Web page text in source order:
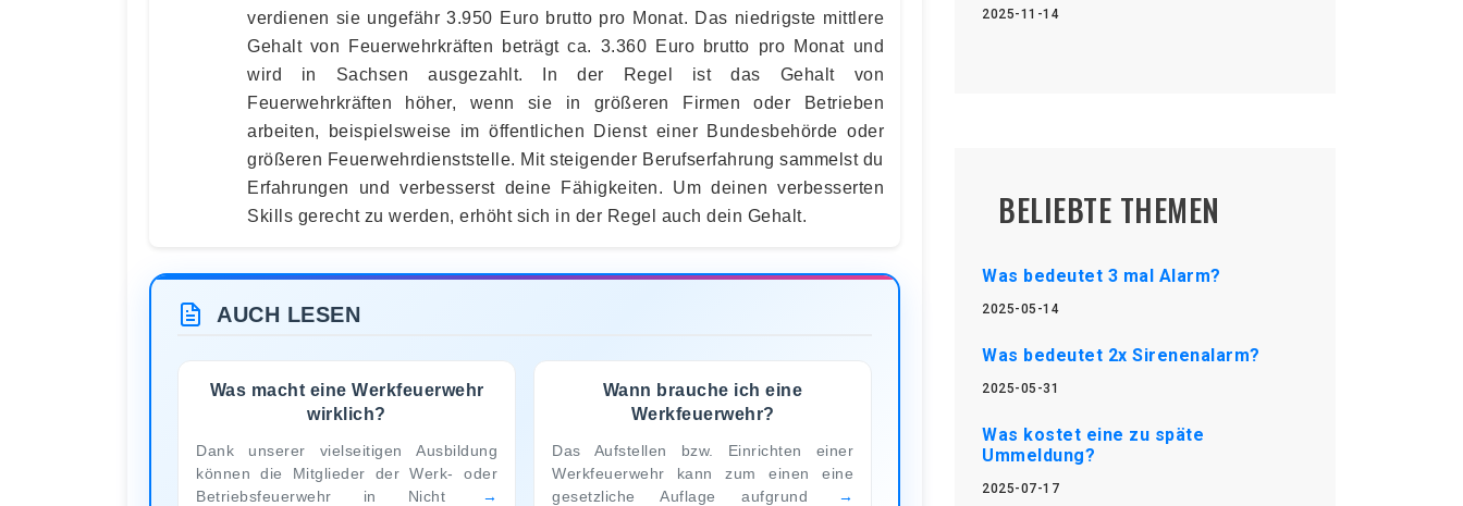
verdienen sie ungefähr 3.950 Euro brutto pro Monat. Das niedrigste mittlere
Gehalt von Feuerwehrkräften beträgt ca. 3.360 Euro brutto pro Monat und
wird in Sachsen ausgezahlt. In der Regel ist das Gehalt von
Feuerwehrkräften höher, wenn sie in größeren Firmen oder Betrieben
arbeiten, beispielsweise im öffentlichen Dienst einer Bundesbehörde oder
größeren Feuerwehrdienststelle. Mit steigender Berufserfahrung sammelst du
Erfahrungen und verbesserst deine Fähigkeiten. Um deinen verbesserten
Skills gerecht zu werden, erhöht sich in der Regel auch dein Gehalt.
AUCH LESEN
Was macht eine Werkfeuerwehr
wirklich?
Dank unserer vielseitigen Ausbildung
können die Mitglieder der Werk- oder
Betriebsfeuerwehr in Nicht
Wann brauche ich eine
Werkfeuerwehr?
Das Aufstellen bzw. Einrichten einer
Werkfeuerwehr kann zum einen eine
gesetzliche Auflage aufgrund
2025-11-14
BELIEBTE THEMEN
Was bedeutet 3 mal Alarm?
2025-05-14
Was bedeutet 2x Sirenenalarm?
2025-05-31
Was kostet eine zu späte
Ummeldung?
2025-07-17